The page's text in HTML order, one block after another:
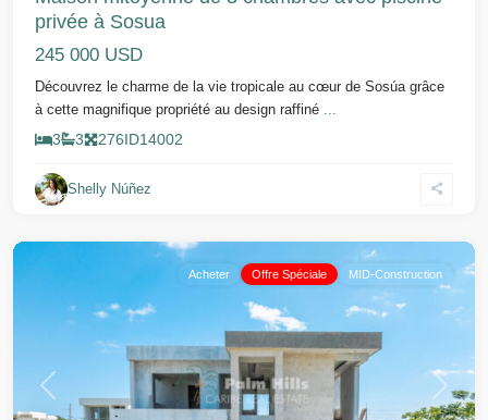
privée à Sosua
245 000 USD
Découvrez le charme de la vie tropicale au cœur de Sosúa grâce
à cette magnifique propriété au design raffiné
3 3 276ID14002
Shelly Núñez
Puerto
Précédent Suivant
Acheter Offre Spéciale MID-Construction